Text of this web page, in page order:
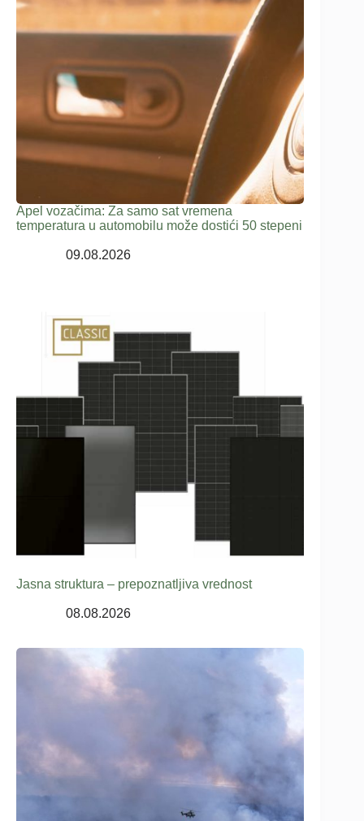
Apel vozačima: Za samo sat vremena
temperatura u automobilu može dostići 50 stepeni
09.08.2026
Jasna struktura – prepoznatljiva vrednost
08.08.2026